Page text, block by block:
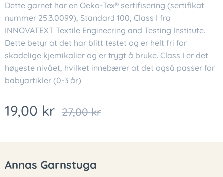
Dette garnet har en Oeko-Tex® sertifisering (sertifikat
nummer 25.3.0099), Standard 100, Class I fra
INNOVATEXT Textile Engineering and Testing Institute.
Dette betyr at det har blitt testet og er helt fri for
skadelige kjemikalier og er trygt å bruke. Class I er det
høyeste nivået, hvilket innebærer at det også passer for
babyartikler (0-3 år)
19,00 kr 27,00kr
Annas Garnstuga